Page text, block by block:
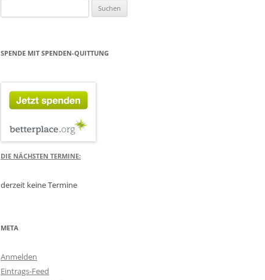
nach:
SPENDE MIT SPENDEN-QUITTUNG
DIE NÄCHSTEN TERMINE:
derzeit keine Termine
META
Anmelden
Eintrags-Feed